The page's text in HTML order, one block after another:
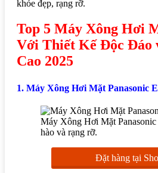
khỏe đẹp, rạng rỡ.
Top 5 Máy Xông Hơi
Với Thiết Kế Độc Đáo
Cao 2025
1. Máy Xông Hơi Mặt Panasonic
Máy Xông Hơi Mặt
hào và rạng rỡ.
Đặt hàng tại